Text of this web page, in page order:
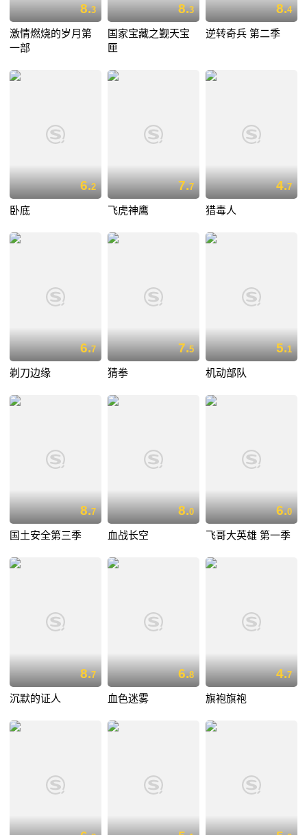
8.3
激情燃烧的岁月第
一部
8.3
国家宝藏之觐天宝
匣
8.4
逆转奇兵 第二季
6.2
卧底
7.7
飞虎神鹰
4.7
猎毒人
6.7
剃刀边缘
7.5
猜拳
5.1
机动部队
8.7
国土安全第三季
8.0
血战长空
6.0
飞哥大英雄 第一季
8.7
沉默的证人
6.8
血色迷雾
4.7
旗袍旗袍